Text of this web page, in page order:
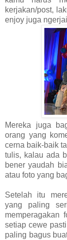
kerjakan/post,
enjoy juga
Mereka juga
orang yang
cerna baik-baik
tulis, kalau ada
bener yaudah
atau foto yang
Setelah itu
yang paling
memperagakan
setiap cewe
paling bagus